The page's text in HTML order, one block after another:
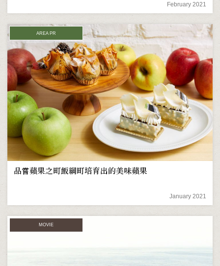
February 2021
AREA PR
品嘗蘋果之町飯綱町培育出的美味蘋果
January 2021
MOVIE